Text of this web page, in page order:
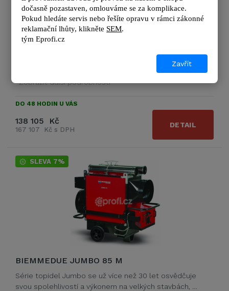
zabraňuje úniku …
Výrobce
Průtok vzduchu:
110 kW
Zobrazit další podrobnosti
DO 48 HODIN U VÁS
138 105 Kč
167 107 Kč s DPH
DETAIL
SLEVA 7%
BIEMMEDUE JUMBO 85 M
Série topidel Jumbo se už více než 30 let osvědčuje
svou spolehlivostí a výkonem na velkých stavbách, …
dočasně pozastaven, omlouváme se za komplikace.
Pokud hledáte servis nebo řešíte opravu v rámci zákonné
reklamační lhůty, klikněte SEM.
tým Eprofi.cz
Zavřít